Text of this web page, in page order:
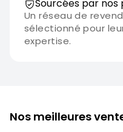
Sourcées par
Un réseau de
sélectionné pour
expertise.
Nos meilleures